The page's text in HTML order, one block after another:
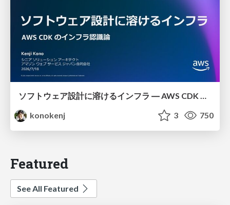
ソフトウェア設計に溶けるインフラ ― AWS CDK のインフラ認識論
konokenj
3 750
Featured
See All Featured